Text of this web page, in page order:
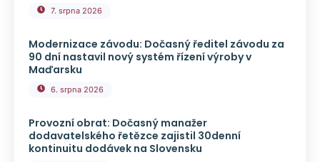
7. srpna 2026
Modernizace závodu: Dočasný ředitel závodu za
90 dní nastavil nový systém řízení výroby v
Maďarsku
6. srpna 2026
Provozní obrat: Dočasný manažer
dodavatelského řetězce zajistil 30denní
kontinuitu dodávek na Slovensku